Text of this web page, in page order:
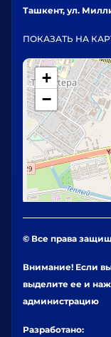
Ташкент, ул.
ПОКАЗАТЬ НА
+
−
© Все права
Внимание! Если
выделите ее и
администрацию
Разработано: